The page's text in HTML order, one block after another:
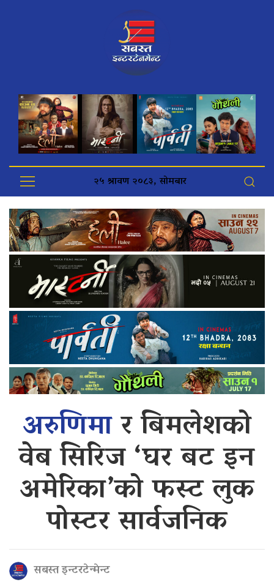
२५ श्रावण २०८३, सोमबार
अरुणिमार बिमलेशको
वेब सिरिज ‘घर बट इन
अमेरिका’को फस्ट लुक
पोस्टर सार्वजनिक
सबस्त इन्टरटेन्मेन्ट